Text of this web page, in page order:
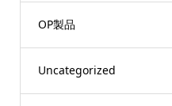
OP製品
Uncategorized